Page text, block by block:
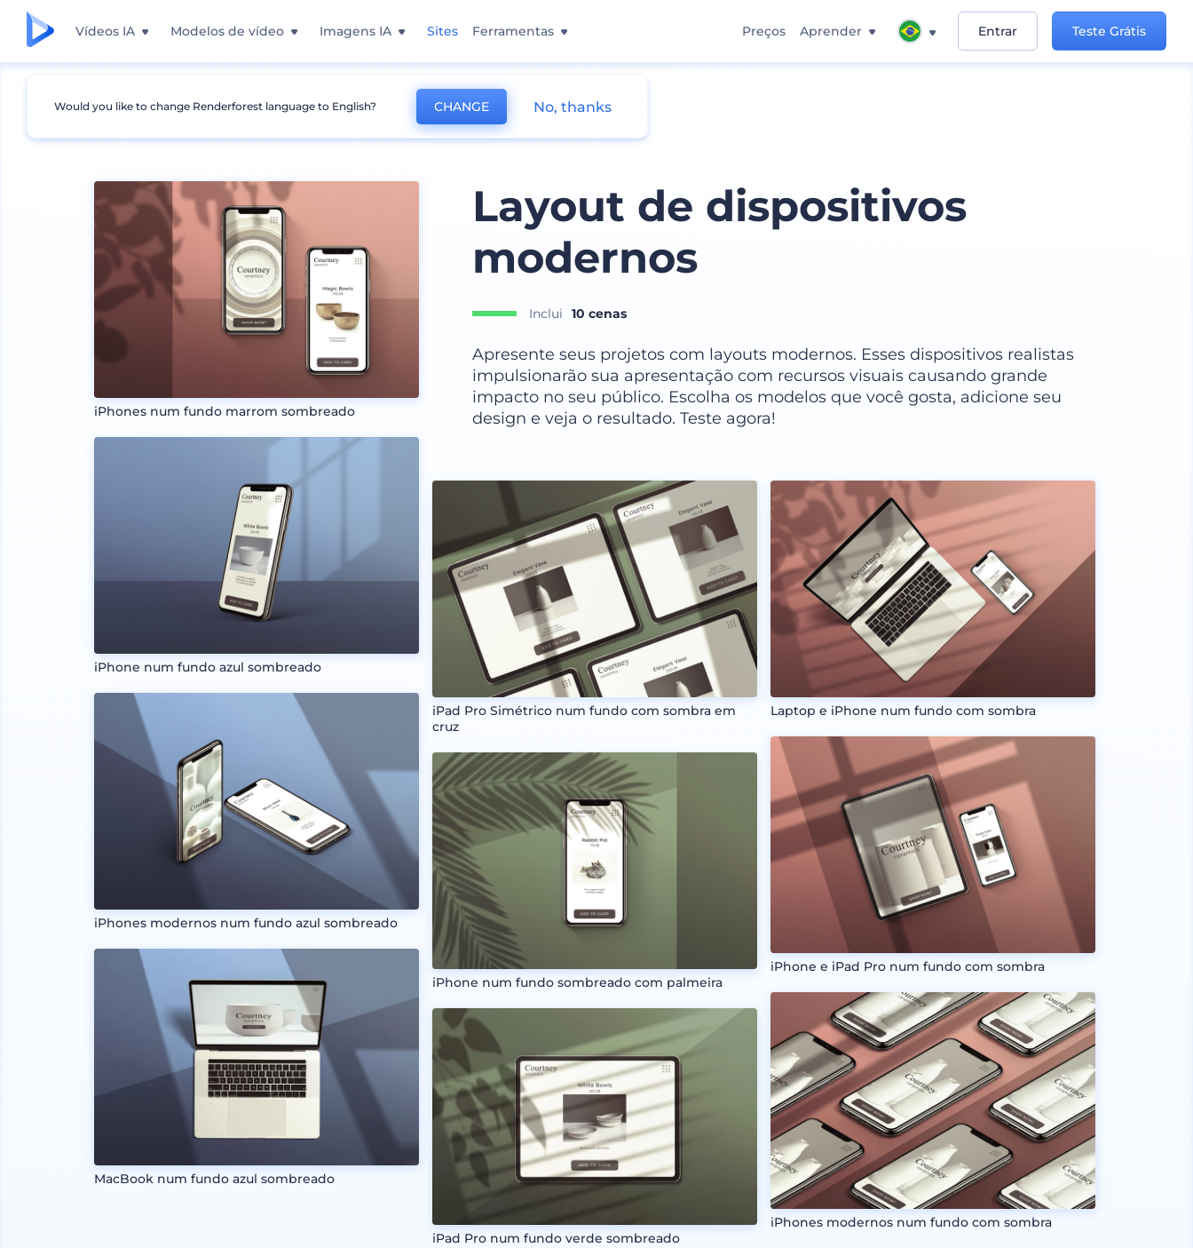
Vídeos IA Modelos de vídeo Imagens IA Sites Ferramentas Preços Aprender Entrar Teste Grátis
Mockups Aparelhos Mockup de Laptop
iPhones num fundo marrom sombreado
iPhone num fundo azul sombreado
iPhones modernos num fundo azul sombreado
MacBook num fundo azul sombreado
Layout de dispositivos
modernos
Inclui 10 cenas
Apresente seus projetos com layouts modernos. Esses dispositivos realistas
impulsionarão sua apresentação com recursos visuais causando grande
impacto no seu público. Escolha os modelos que você gosta, adicione seu
design e veja o resultado. Teste agora!
iPad Pro Simétrico num fundo com sombra em
cruz
iPhone num fundo sombreado com palmeira
iPad Pro num fundo verde sombreado
Laptop e iPhone num fundo com sombra
iPhone e iPad Pro num fundo com sombra
iPhones modernos num fundo com sombra
Would you like to change Renderforest language to English? CHANGE No, thanks